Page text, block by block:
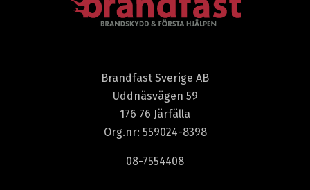
Brandfast Sverige AB
Uddnäsvägen 59
176 76 Järfälla
Org.nr: 559024-8398
08-7554408